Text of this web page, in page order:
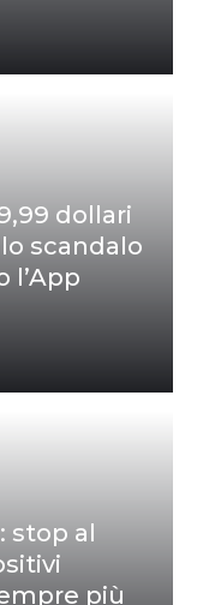
dollari
scandalo
l’App
stop al
più